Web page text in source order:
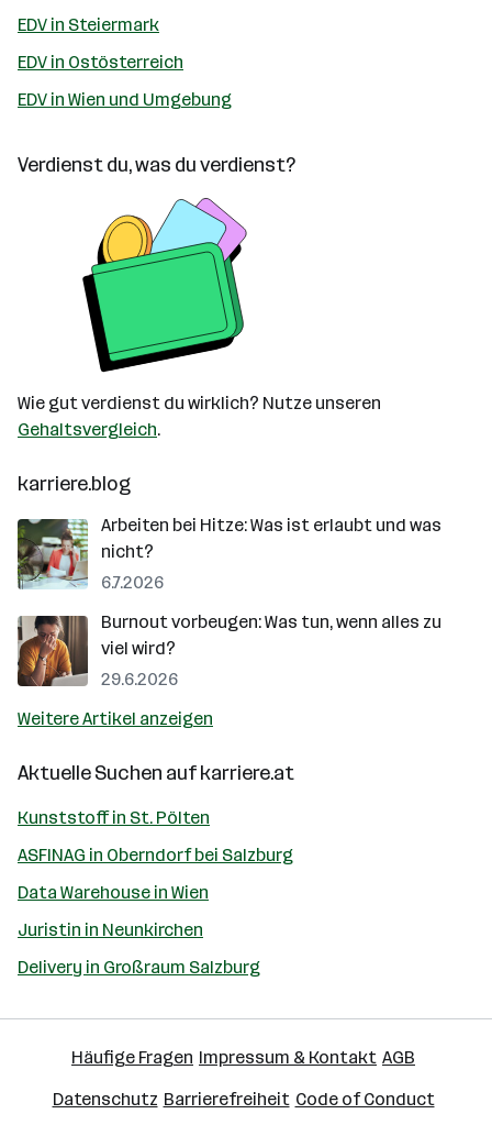
EDV in Steiermark
EDV in Ostösterreich
EDV in Wien und Umgebung
Verdienst du, was du verdienst?
Wie gut verdienst du wirklich? Nutze unseren
Gehaltsvergleich.
karriere.blog
Arbeiten bei Hitze: Was ist erlaubt und was
nicht?
6.7.2026
Burnout vorbeugen: Was tun, wenn alles zu
viel wird?
29.6.2026
Weitere Artikel anzeigen
Aktuelle Suchen aufkarriere.at
Kunststoff in St. Pölten
ASFINAG in Oberndorf bei Salzburg
Data Warehouse in Wien
Juristin in Neunkirchen
Delivery in Großraum Salzburg
Häufige Fragen Impressum & Kontakt AGB
Datenschutz Barrierefreiheit Code of Conduct